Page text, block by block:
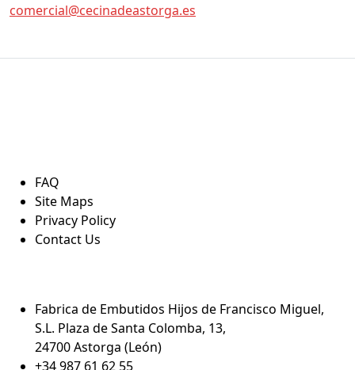
comercial@cecinadeastorga.es
FAQ
Site Maps
Privacy Policy
Contact Us
Fabrica de Embutidos Hijos de Francisco Miguel,
S.L. Plaza de Santa Colomba, 13,
24700 Astorga (León)
+34 987 61 62 55